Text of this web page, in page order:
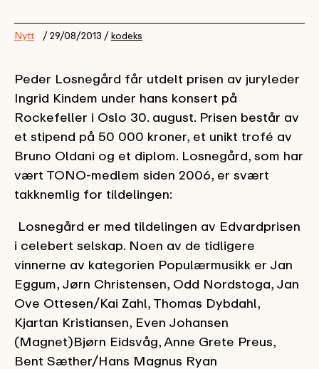
Nytt / 29/08/2013 /kodeks
Peder Losnegård får utdelt prisen av juryleder
Ingrid Kindem under hans konsert på
Rockefeller i Oslo 30. august. Prisen består av
et stipend på 50 000 kroner, et unikt trofé av
Bruno Oldani og et diplom. Losnegård, som har
vært TONO-medlem siden 2006, er svært
takknemlig for tildelingen:
Losnegård er med tildelingen av Edvardprisen
i celebert selskap. Noen av de tidligere
vinnerne av kategorien Populærmusikk er Jan
Eggum, Jørn Christensen, Odd Nordstoga, Jan
Ove Ottesen/Kai Zahl, Thomas Dybdahl,
Kjartan Kristiansen, Even Johansen
(Magnet)Bjørn Eidsvåg, Anne Grete Preus,
Bent Sæther/Hans Magnus Ryan